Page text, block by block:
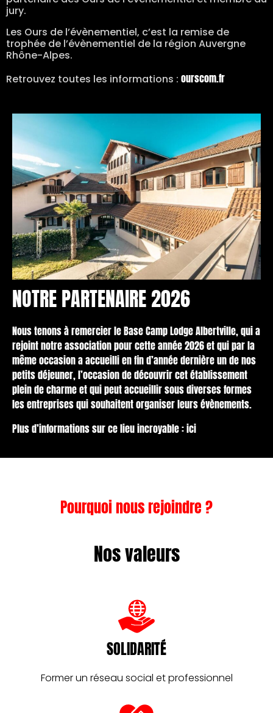
jury.
Les Ours de l’évènementiel, c’est la remise de
trophée de l’évènementiel de la région Auvergne
Rhône-Alpes.
Retrouvez toutes les informations : ourscom.fr
NOTRE PARTENAIRE 2026
Nous tenons à remercier le Base Camp Lodge Albertville, qui a
rejoint notre association pour cette année 2026 et qui par la
même occasion a accueilli en fin d’année dernière un de nos
petits déjeuner, l’occasion de découvrir cet établissement
plein de charme et qui peut accueillir sous diverses formes
les entreprises qui souhaitent organiser leurs évènements.
Plus d’informations sur ce lieu incroyable :ici
Pourquoi nous rejoindre ?
Nos valeurs
SOLIDARITÉ
Former un réseau social et professionnel